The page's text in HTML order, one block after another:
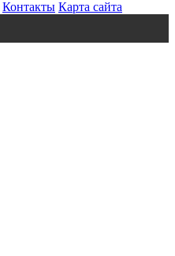
Контакты Карта сайта